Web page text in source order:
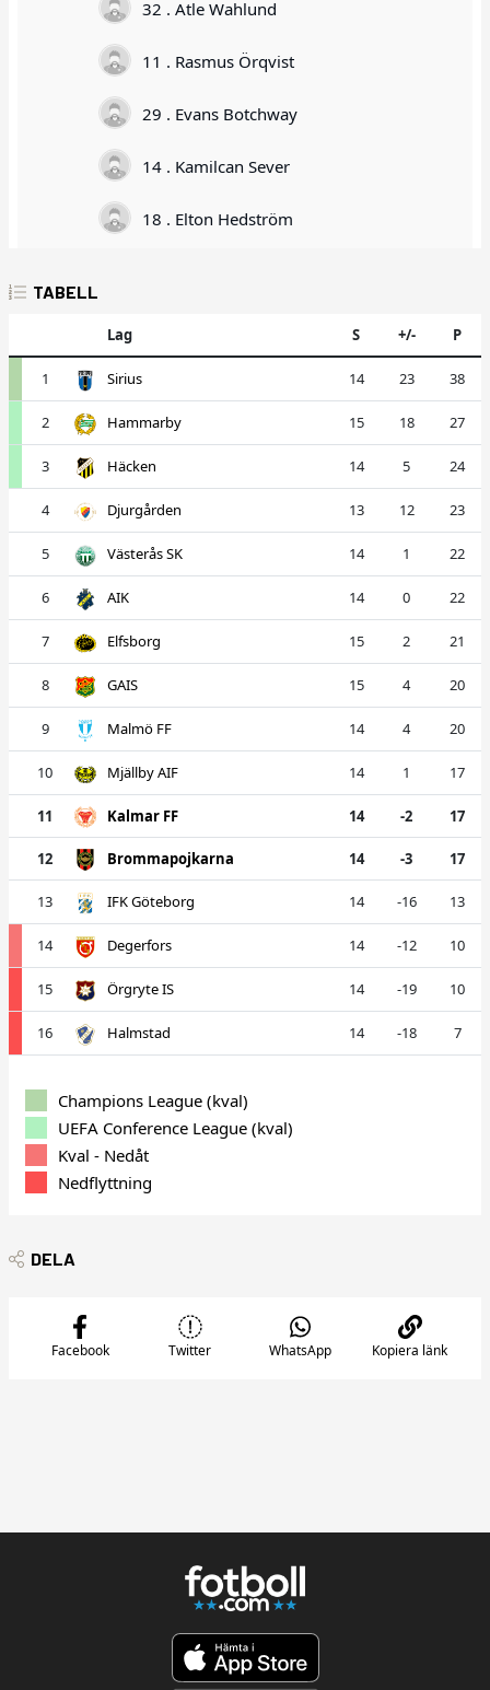
32 . Atle Wahlund
11 . Rasmus Örqvist
29 . Evans Botchway
14 . Kamilcan Sever
18 . Elton Hedström
TABELL
Lag S +/- P
1 Sirius 14 23 38
2 Hammarby 15 18 27
3 Häcken 14 5 24
4 Djurgården 13 12 23
5 Västerås SK 14 1 22
6 AIK 14 0 22
7 Elfsborg 15 2 21
8 GAIS 15 4 20
9 Malmö FF 14 4 20
10 Mjällby AIF 14 1 17
11 Kalmar FF 14 -2 17
12 Brommapojkarna 14 -3 17
13 IFK Göteborg 14 -16 13
14 Degerfors 14 -12 10
15 Örgryte IS 14 -19 10
16 Halmstad 14 -18 7
Champions League (kval)
UEFA Conference League (kval)
Kval - Nedåt
Nedflyttning
DELA
Facebook Twitter WhatsApp Kopiera länk